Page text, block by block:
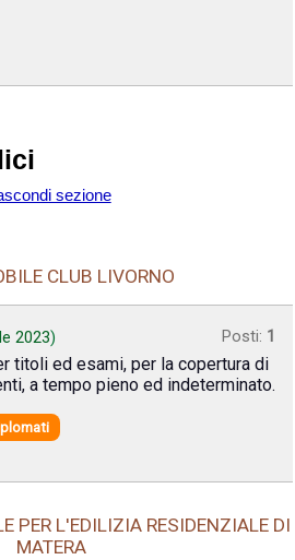
sezione
CLUB LIVORNO
2023) Posti: 1
titoli ed esami, per la copertura di
a tempo pieno ed indeterminato.
PER L'EDILIZIA RESIDENZIALE DI
MATERA